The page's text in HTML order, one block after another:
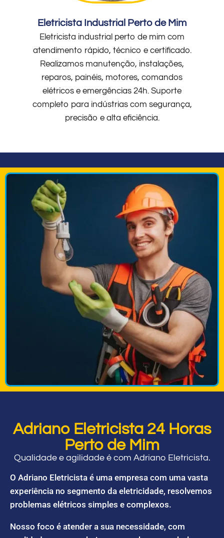
Eletricista Industrial Perto de Mim
Eletricista industrial perto de mim com
atendimento rápido, técnico e certificado.
Realizamos manutenção, instalações,
reparos, painéis, motores, comandos
elétricos e emergências 24h. Suporte
completo para indústrias com segurança,
precisão e alta eficiência.
Adriano Eletricista 24 Horas
Perto de Mim
Qualidade e agilidade é com Adriano Eletricista.
O Adriano Eletricista é uma empresa com uma vasta
experiência no segmento da eletricidade, resolvemos
problemas elétricos simples e complexos.
Nosso foco é atender a sua necessidade, com